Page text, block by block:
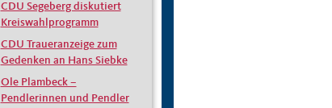
CDU Segeberg diskutiert
Kreiswahlprogramm
CDU Traueranzeige zum
Gedenken an Hans Siebke
Ole Plambeck –
Pendlerinnen und Pendler